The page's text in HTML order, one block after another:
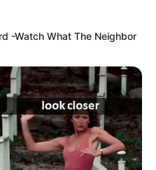
મારવાનો આદેશ કોણે આપ્યો, પેલેટ
મંજુરી કોણે આપી? રાહુલ
પત્ર લખ્યો
અમદાવાદના કોમ્પ્યુટર
-Watch What The Neighbor